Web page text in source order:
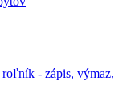
roľník - zápis, výmaz,